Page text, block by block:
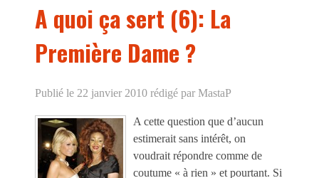
A quoi ça sert (6): La
Première Dame ?
Publié le 22 janvier 2010 rédigé par MastaP
A cette question que d’aucun
estimerait sans intérêt, on
voudrait répondre comme de
coutume « à rien » et pourtant. Si